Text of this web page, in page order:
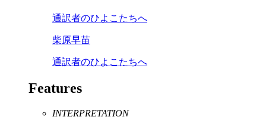
通訳者のひよこたちへ
柴原早苗
通訳者のひよこたちへ
Features
INTERPRETATION